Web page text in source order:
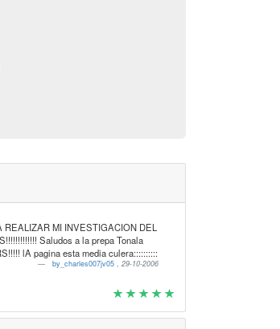
REALIZAR MI INVESTIGACION DEL
Saludos a la prepa Tonala
lA pagina esta media culera::::::::::
by_charles007jv05,29-10-2006